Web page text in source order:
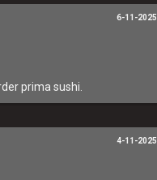
prima sushi.
6-11-2025
4-11-2025